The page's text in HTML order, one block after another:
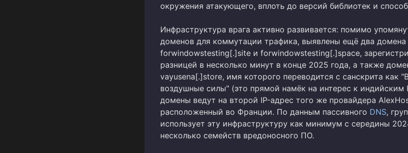
окружения атакующего, вплоть до версий библиотек и
Инфраструктура врага активно развивается: помимо
доменов для коммутации трафика, выявлены ещё два
forwindowstesting[.]site и forwindowstesting[.]space,
разницей в несколько минут в конце 2025 года, а также
vayusena[.]store, имя которого переводится с санскрита как
воздушные силы" (это прямой намёк на интерес к индийским
домены ведут на второй IP-адрес того же провайдера
расположенный во Франции. По данным пассивного DNS,
использует эту инфраструктуру как минимум с середины
несколько семейств вредоносного ПО.